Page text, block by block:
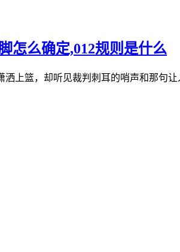
怎么确定,012规则是什么
上篮，却听见裁判刺耳的哨声和那句